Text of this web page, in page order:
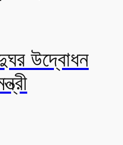
উদ্বোধন